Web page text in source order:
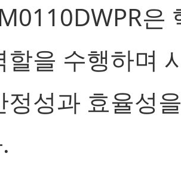
은
할을 수행하며
정성과 효율성